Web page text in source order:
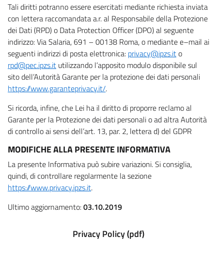
Tali diritti potranno essere esercitati mediante richiesta inviata
con lettera raccomandata a.r. al Responsabile della Protezione
dei Dati (RPD) o Data Protection Officer (DPO) al seguente
indirizzo: Via Salaria, 691 – 00138 Roma, o mediante e–mail ai
seguenti indirizzi di posta elettronica: privacy@ipzs.ito
rpd@pec.ipzs.it utilizzando l’apposito modulo disponibile sul
sito dell’Autorità Garante per la protezione dei dati personali
https://www.garanteprivacy.it/.
Si ricorda, infine, che Lei ha il diritto di proporre reclamo al
Garante per la Protezione dei dati personali o ad altra Autorità
di controllo ai sensi dell’art. 13, par. 2, lettera d) del GDPR
MODIFICHE ALLA PRESENTE INFORMATIVA
La presente Informativa può subire variazioni. Si consiglia,
quindi, di controllare regolarmente la sezione
https://www.privacy.ipzs.it.
Ultimo aggiornamento:03.10.2019
Privacy Policy (pdf)